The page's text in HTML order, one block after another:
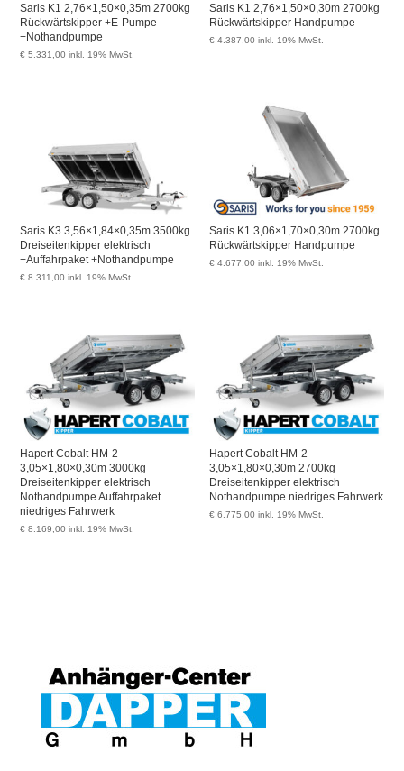
Saris K1 2,76×1,50×0,35m 2700kg
Rückwärtskipper +E-Pumpe
+Nothandpumpe
€ 5.331,00 inkl. 19% MwSt.
Saris K1 2,76×1,50×0,30m 2700kg
Rückwärtskipper Handpumpe
€ 4.387,00 inkl. 19% MwSt.
Saris K3 3,56×1,84×0,35m 3500kg
Dreiseitenkipper elektrisch
+Auffahrpaket +Nothandpumpe
€ 8.311,00 inkl. 19% MwSt.
Saris K1 3,06×1,70×0,30m 2700kg
Rückwärtskipper Handpumpe
€ 4.677,00 inkl. 19% MwSt.
Hapert Cobalt HM-2
3,05×1,80×0,30m 3000kg
Dreiseitenkipper elektrisch
Nothandpumpe Auffahrpaket
niedriges Fahrwerk
€ 8.169,00 inkl. 19% MwSt.
Hapert Cobalt HM-2
3,05×1,80×0,30m 2700kg
Dreiseitenkipper elektrisch
Nothandpumpe niedriges Fahrwerk
€ 6.775,00 inkl. 19% MwSt.